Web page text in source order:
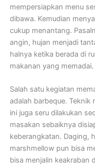
mempersiapkan menu
dibawa. Kemudian
cukup menantang.
angin, hujan menjadi
halnya ketika berada di
makanan yang memadai.
Salah satu kegiatan
adalah barbeque. Teknik
ini juga seru dilakukan
masakan sebaiknya
keberangkatan. Daging,
marshmellow pun bisa
bisa menjalin keakraban